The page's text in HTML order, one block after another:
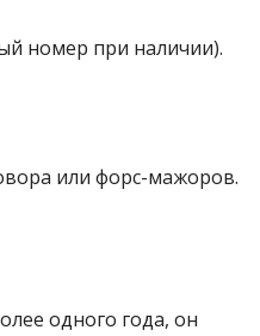
номер при наличии).
или форс-мажоров.
одного года, он